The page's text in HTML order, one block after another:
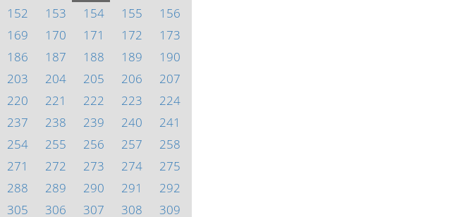
152 153 154 155
156
169 170 171 172
173
186 187 188 189
190
203 204 205 206
207
220 221 222 223
224
237 238 239 240
241
254 255 256 257
258
271 272 273 274
275
288 289 290 291
292
305 306 307 308 309